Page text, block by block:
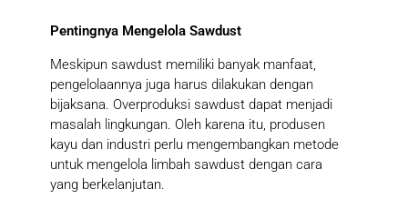
Pentingnya Mengelola Sawdust
Meskipun sawdust memiliki banyak manfaat,
pengelolaannya juga harus dilakukan dengan
bijaksana. Overproduksi sawdust dapat menjadi
masalah lingkungan. Oleh karena itu, produsen
kayu dan industri perlu mengembangkan metode
untuk mengelola limbah sawdust dengan cara
yang berkelanjutan.